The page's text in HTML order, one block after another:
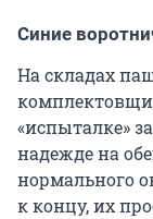
Синие
На складах
«испыталке»
надежде на
нормального
к концу, их